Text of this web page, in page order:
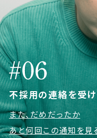
不採用の連絡を受
また、だめだったか
あと何回この通知を見